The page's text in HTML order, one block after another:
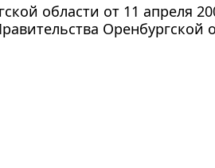
области от 11 апреля
Оренбургской